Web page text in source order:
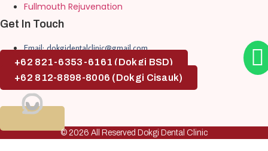
Fullmouth Rejuvenation
Get In Touch
Email: dokgidentalclinic@gmail.com
+62 821-6353-6161 (Dokgi BSD)
+62 812-8898-8006 (Dokgi Cisauk)
© 2026 All Reserved Dokgi Dental Clinic